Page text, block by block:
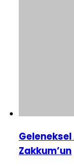
Geleneksel
Zakkum’un